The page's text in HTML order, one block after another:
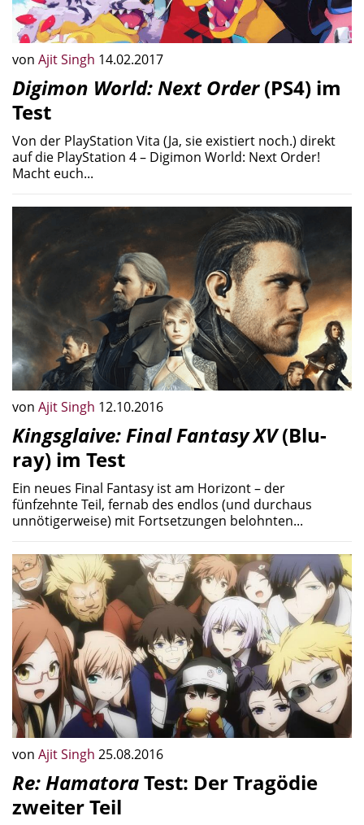
von Ajit Singh 14.02.2017
Digimon World: Next Order(PS4) im
Test
Von der PlayStation Vita (Ja, sie existiert noch.) direkt
auf die PlayStation 4 – Digimon World: Next Order!
Macht euch...
von Ajit Singh 12.10.2016
Kingsglaive: Final Fantasy XV(Blu-
ray) im Test
Ein neues Final Fantasy ist am Horizont – der
fünfzehnte Teil, fernab des endlos (und durchaus
unnötigerweise) mit Fortsetzungen belohnten...
von Ajit Singh 25.08.2016
Re: HamatoraTest: Der Tragödie
zweiter Teil